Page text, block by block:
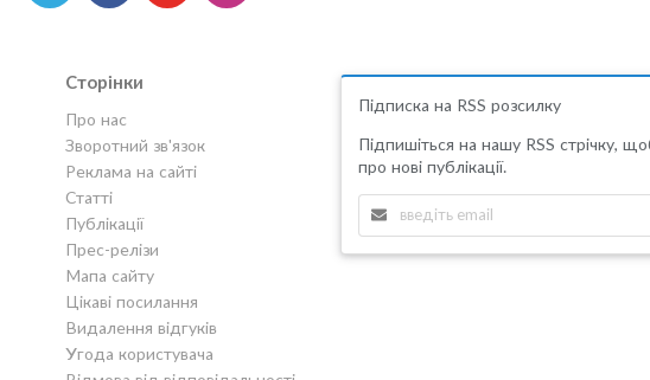
Сторінки
Про нас
Зворотний зв'язок
Реклама на сайті
Статті
Публікації
Прес-релізи
Мапа сайту
Цікаві посилання
Видалення відгуків
Угода користувача
Підписка на RSS розсилку
Підпишіться на нашу RSS стрічку,
про нові публікації.